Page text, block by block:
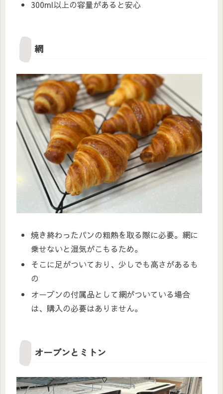
300ml以上の容量があると安心
網
焼き終わったパンの粗熱を取る際に必要。網に
乗せないと湿気がこもるため。
そこに足がついており、少しでも高さがあるも
の
オーブンの付属品として網がついている場合
は、購入の必要はありません。
オーブンとミトン